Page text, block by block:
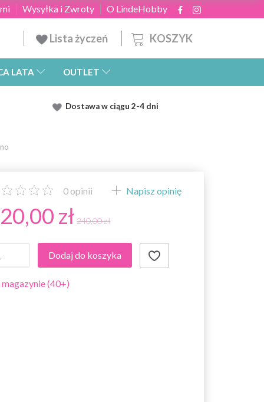
O LindeHobby
Wysyłka i Zwroty
KOSZYK
Lista życzeń
LATA OUTLET
Dostawaw ciągu 2-4 dni
0 opinii Napisz opinię
zł 240,00 zł
Dodaj do koszyka
magazynie (40+)